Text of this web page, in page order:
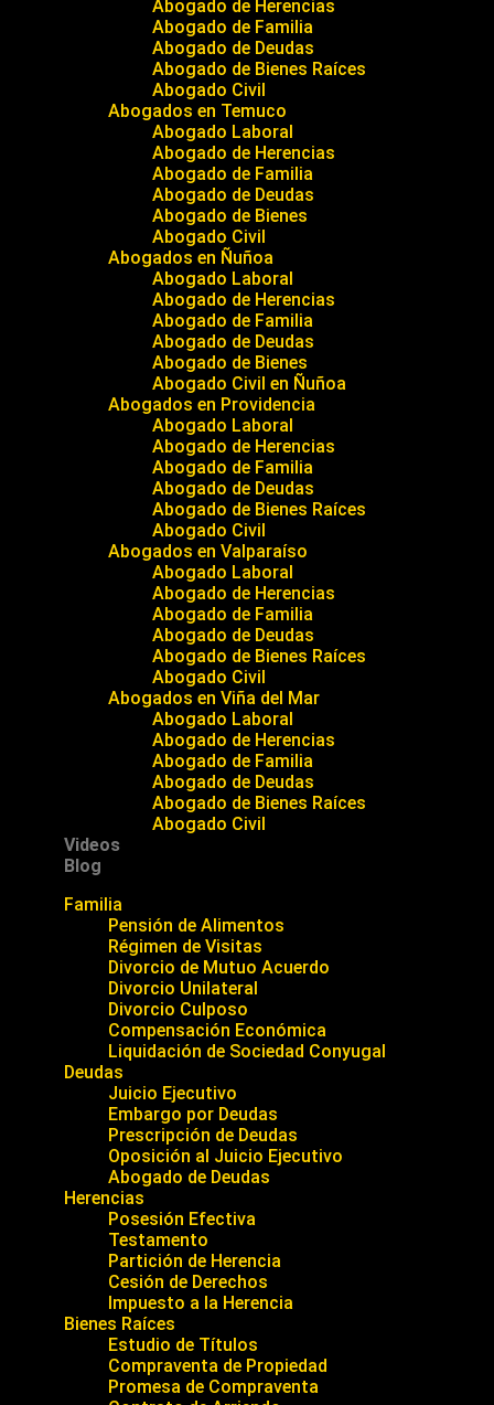
Abogado de Herencias
Abogado de Familia
Abogado de Deudas
Abogado de Bienes Raíces
Abogado Civil
Abogados en Temuco
Abogado Laboral
Abogado de Herencias
Abogado de Familia
Abogado de Deudas
Abogado de Bienes
Abogado Civil
Abogados en Ñuñoa
Abogado Laboral
Abogado de Herencias
Abogado de Familia
Abogado de Deudas
Abogado de Bienes
Abogado Civil en Ñuñoa
Abogados en Providencia
Abogado Laboral
Abogado de Herencias
Abogado de Familia
Abogado de Deudas
Abogado de Bienes Raíces
Abogado Civil
Abogados en Valparaíso
Abogado Laboral
Abogado de Herencias
Abogado de Familia
Abogado de Deudas
Abogado de Bienes Raíces
Abogado Civil
Abogados en Viña del Mar
Abogado Laboral
Abogado de Herencias
Abogado de Familia
Abogado de Deudas
Abogado de Bienes Raíces
Abogado Civil
Videos
Blog
Familia
Pensión de Alimentos
Régimen de Visitas
Divorcio de Mutuo Acuerdo
Divorcio Unilateral
Divorcio Culposo
Compensación Económica
Liquidación de Sociedad Conyugal
Deudas
Juicio Ejecutivo
Embargo por Deudas
Prescripción de Deudas
Oposición al Juicio Ejecutivo
Abogado de Deudas
Herencias
Posesión Efectiva
Testamento
Partición de Herencia
Cesión de Derechos
Impuesto a la Herencia
Bienes Raíces
Estudio de Títulos
Compraventa de Propiedad
Promesa de Compraventa